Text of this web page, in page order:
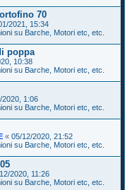
70
2021, 15:34
su Barche, Motori etc, etc.
poppa
10:38
su Barche, Motori etc, etc.
2020, 1:06
su Barche, Motori etc, etc.
« 05/12/2020, 21:52
su Barche, Motori etc, etc.
2020, 11:26
su Barche, Motori etc, etc.